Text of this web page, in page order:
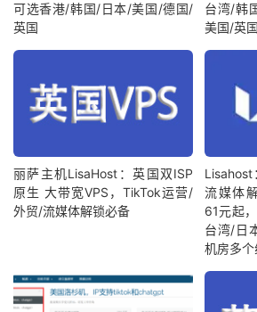
可选香港/韩国/日本/美国/德国/
英国
台湾/韩
美国/英
丽萨主机LisaHost：英国双ISP
原生 大带宽VPS，TikTok运营/
外贸/流媒体解锁必备
Lisahost
流媒体
61元起
台湾/日
机房多个